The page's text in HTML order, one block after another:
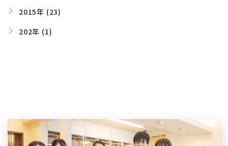
2015年 (23)
202年 (1)